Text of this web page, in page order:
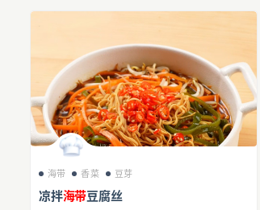
海带 香菜 豆芽
凉拌海带豆腐丝